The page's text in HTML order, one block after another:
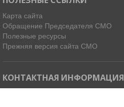
Карта сайта
Обращение Председателя СМО
Полезные ресурсы
Прежняя версия сайта СМО
КОНТАКТНАЯ ИНФОРМАЦИЯ